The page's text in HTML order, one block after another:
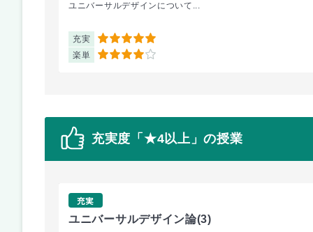
ユニバーサルデザインについて...
充実 5
楽単 4
充実度「★4以上」の授業
充実
ユニバーサルデザイン論(3)